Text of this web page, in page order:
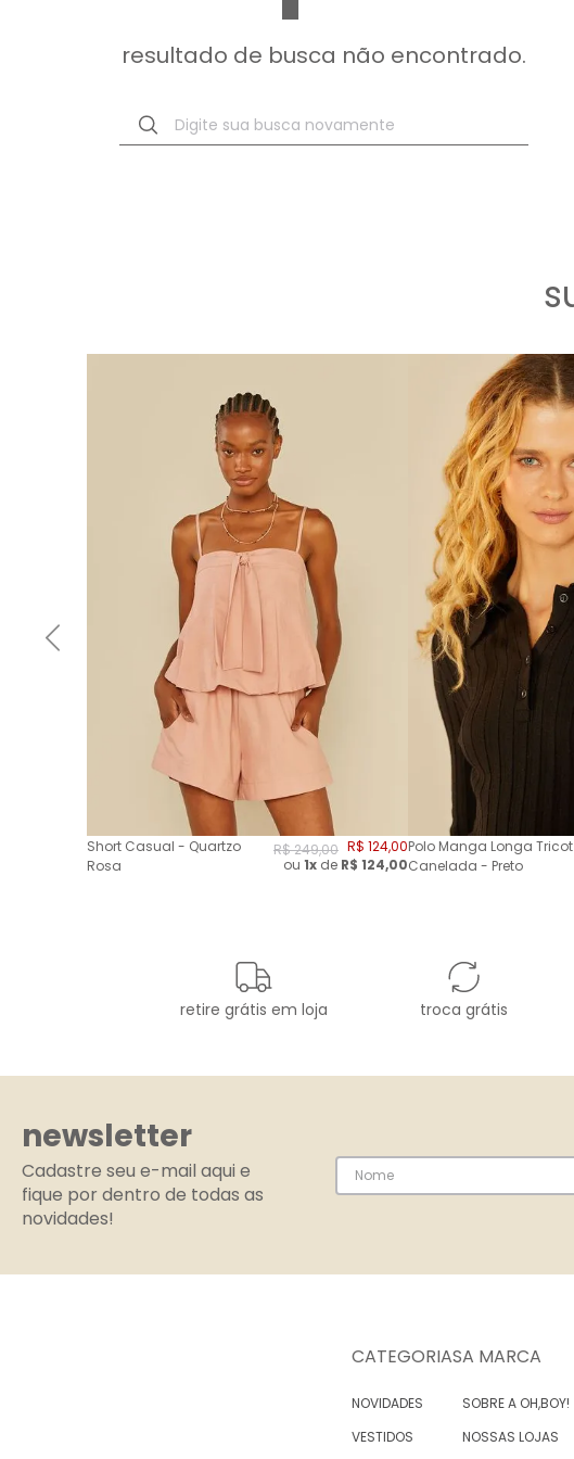
resultado de busca não encontrado.
Digite sua busca novamente
Short Casual - Quartzo
Rosa
R$249,00 R$ 124,00
ou 1x de R$ 124,00
Polo Manga Longa Tricot
Canelada - Preto
retire grátis em loja troca grátis
newsletter
Cadastre seu e-mail aqui e
fique por dentro de todas as
novidades!
CATEGORIAS
NOVIDADES
VESTIDOS
A MARCA
SOBRE A OH,BOY!
NOSSAS LOJAS